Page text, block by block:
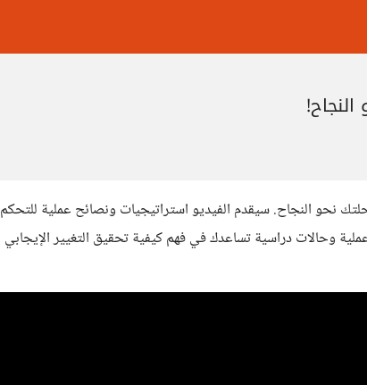
نحو النجاح. سيقدم الفيديو استراتيجيات ونصائح عملية للتحكم
وحالات دراسية تساعدك في فهم كيفية تحقيق التغيير الإيجابي